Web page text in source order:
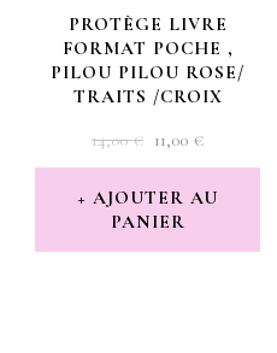
PROTÈGE LIVRE
FORMAT POCHE ,
PILOU PILOU ROSE/
TRAITS /CROIX
14,00€ LE
PRIX
INITIAL
ÉTAIT :
14,00 €.
11,00 €LE
PRIX
ACTUEL
11,00 €.
AJOUTER AU
PANIER